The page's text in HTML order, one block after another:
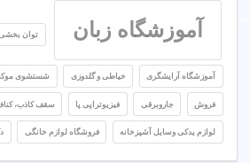
آموزشگاه زبان توان
آموزشگاه آرایشگری خیاطی و گلدوزی شستشوی
فروش جاروبرقی فیزیوتراپی پا سقف کاذب،
لوازم یدکی وسایل آشپزخانه فروشگاه لوازم خانگی